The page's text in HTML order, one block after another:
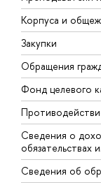
Корпуса и
Закупки
Обращения
Фонд целевого
Сведения о
обязательствах
Сведения об